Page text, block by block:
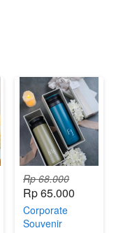
Rp 68.000
Rp 65.000
Corporate
Souvenir